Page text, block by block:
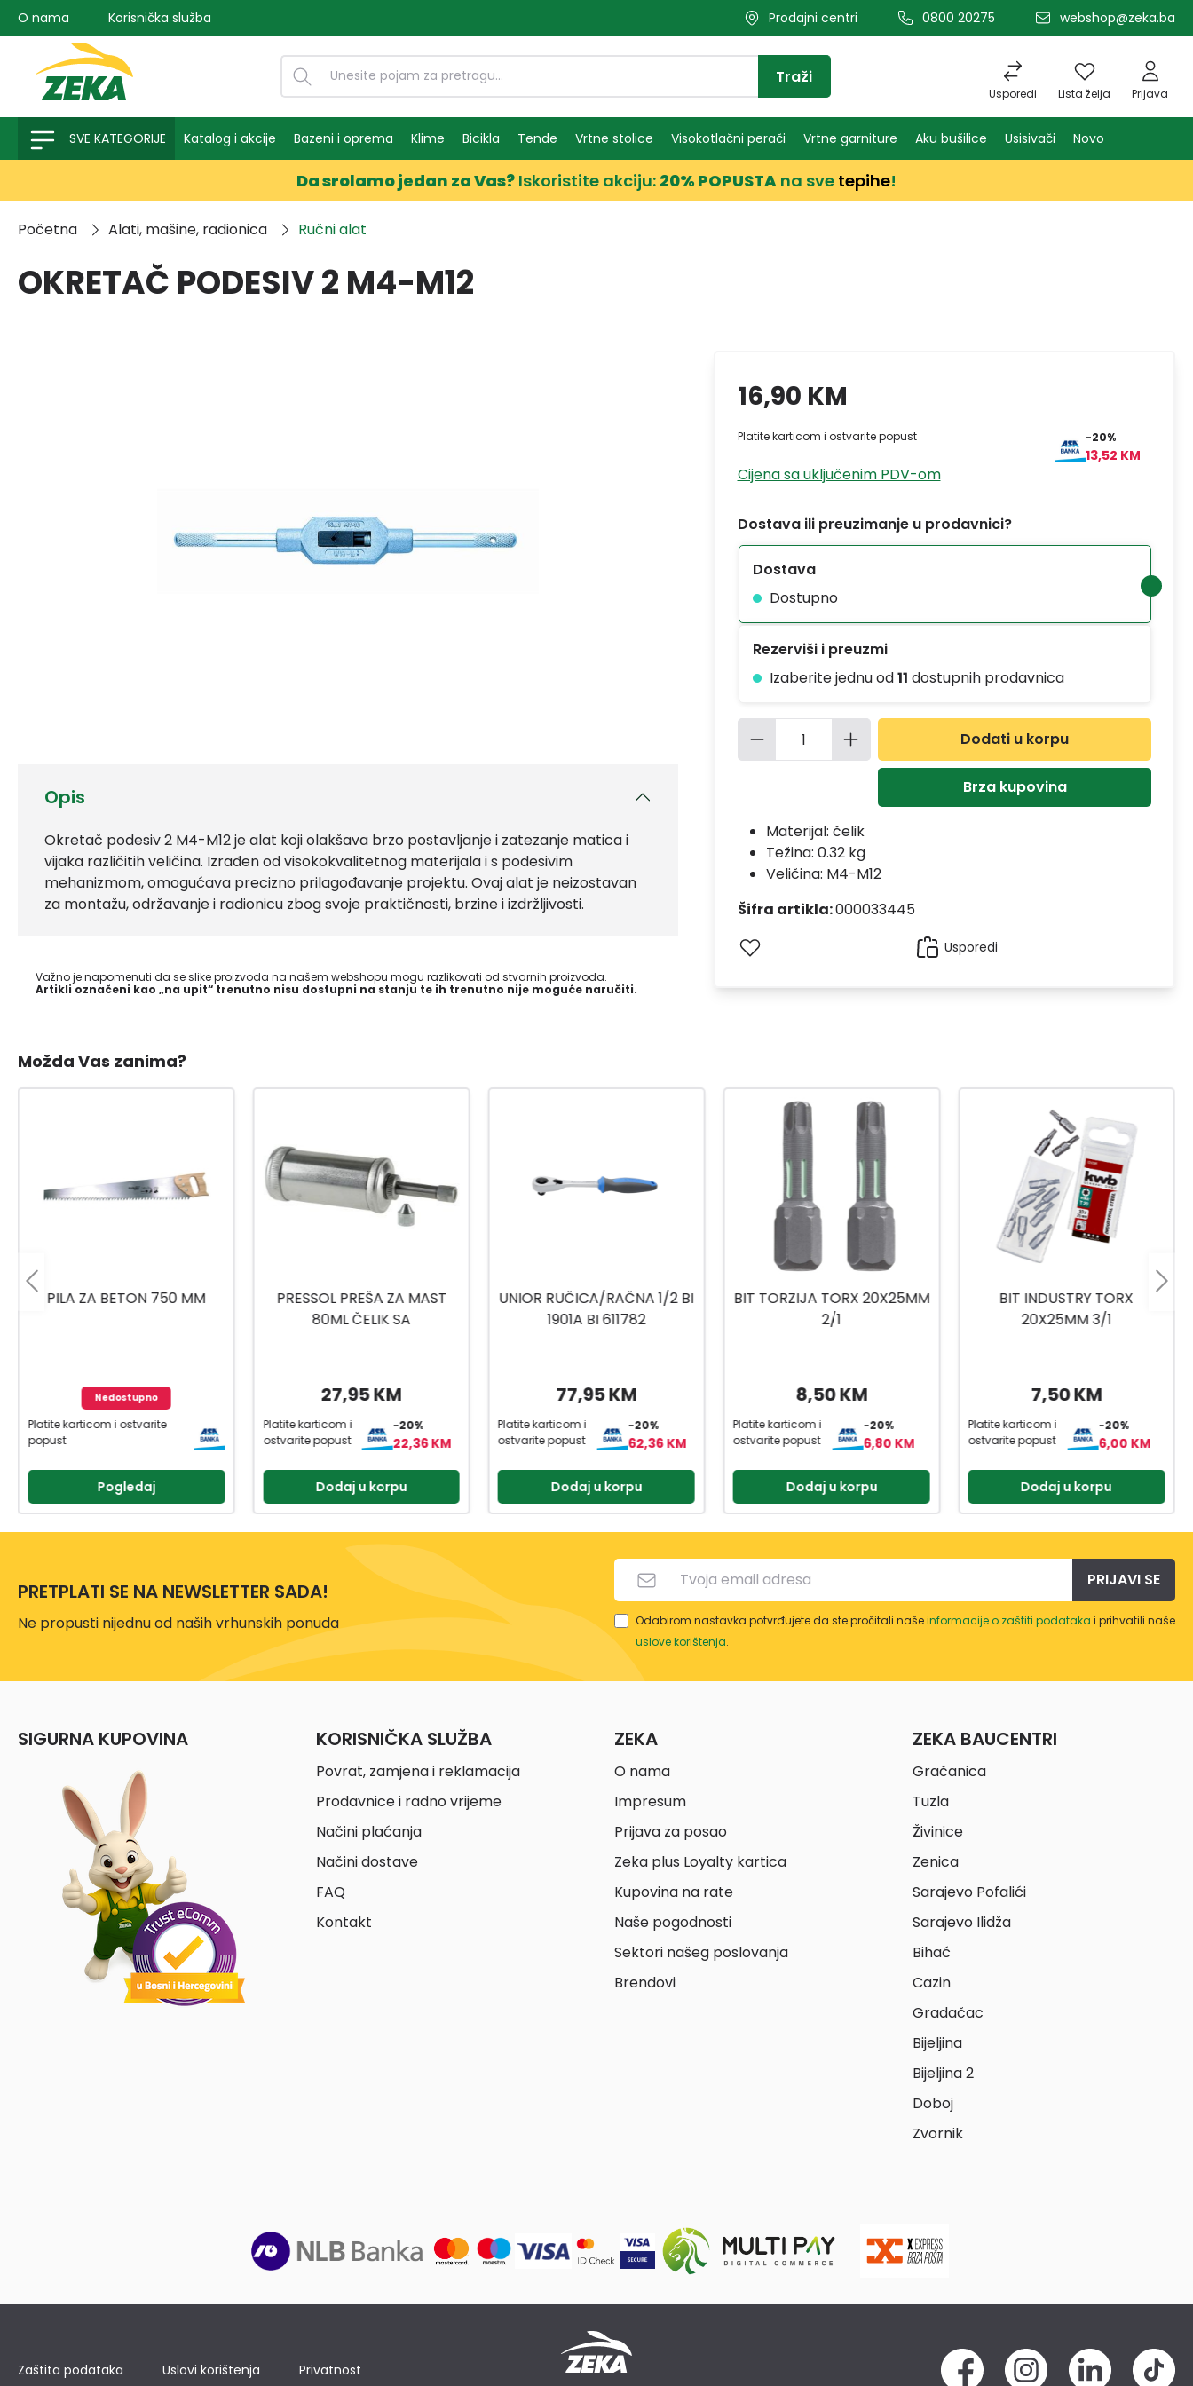
pretragu Preskoči na glavnu navigaciju
O nama Korisnička služba Prodajni centri 0800 20275 webshop@zeka.ba
Usporedi Lista želja Prijava
Traži
SVE KATEGORIJE Katalog i akcije Bazeni i oprema Klime Bicikla Tende Vrtne stolice Visokotlačni perači Vrtne garniture Aku bušilice Usisivači Novo
Da srolamo jedan za Vas? Iskoristite akciju: 20% POPUSTA na sve tepihe!
Početna Alati, mašine, radionica Ručni alat
OKRETAČ PODESIV 2 M4-M12
Opis
Okretač podesiv 2 M4-M12 je alat koji olakšava brzo postavljanje i zatezanje matica i
vijaka različitih veličina. Izrađen od visokokvalitetnog materijala i s podesivim
mehanizmom, omogućava precizno prilagođavanje projektu. Ovaj alat je neizostavan
za montažu, održavanje i radionicu zbog svoje praktičnosti, brzine i izdržljivosti.
Važno je napomenuti da se slike proizvoda na našem webshopu mogu razlikovati od stvarnih proizvoda.
Artikli označeni kao „na upit“ trenutno nisu dostupni na stanju te ih trenutno nije moguće naručiti.
16,90 KM
Platite karticom i ostvarite popust -20%
13,52 KM
Cijena sa uključenim PDV-om
Dostava ili preuzimanje u prodavnici?
Dostava
Dostupno
Rezerviši i preuzmi
Izaberite jednu od11 dostupnih prodavnica
Količina proizvoda: Unesite željenu
Dodati u korpu
Brza kupovina
Materijal: čelik
Težina: 0.32 kg
Veličina: M4-M12
Šifra artikla:000033445
Usporedi
Možda Vas zanima?
PRESSOL PREŠA ZA MAST
27,95 KM
Platite karticom i
ostvarite popust
-20%
22,36 KM
Dodaj u korpu
UNIOR RUČICA/RAČNA 1/2 BI
1901A BI 611782
77,95 KM
Platite karticom i
ostvarite popust
-20%
62,36 KM
Dodaj u korpu
BIT TORZIJA TORX 20X25MM
2/1
8,50 KM
Platite karticom i
ostvarite popust
-20%
6,80 KM
Dodaj u korpu
BIT INDUSTRY TORX
20X25MM 3/1
7,50 KM
Platite karticom i
ostvarite popust
-20%
6,00 KM
Dodaj u korpu
NASADNI KLJUČEVI
1/4,3/8,1/2 216-DJ.
399,90 KM
Platite karticom i
ostvarite popust
-20%
319,92 KM
Dodaj u korpu
PRETPLATI SE NA NEWSLETTER SADA!
Ne propusti nijednu od naših vrhunskih ponuda
PRIJAVI SE
Odabirom nastavka potvrđujete da ste pročitali našeinformacije o zaštiti podataka i prihvatili naše
uslove korištenja.
SIGURNA KUPOVINA KORISNIČKA SLUŽBA
Povrat, zamjena i reklamacija
Prodavnice i radno vrijeme
Načini plaćanja
Načini dostave
FAQ
Kontakt
ZEKA
O nama
Impresum
Prijava za posao
Zeka plus Loyalty kartica
Kupovina na rate
Naše pogodnosti
Sektori našeg poslovanja
Brendovi
ZEKA BAUCENTRI
Gračanica
Tuzla
Živinice
Zenica
Sarajevo Pofalići
Sarajevo Ilidža
Bihać
Cazin
Gradačac
Bijeljina
Bijeljina 2
Doboj
Zvornik
Zaštita podataka Uslovi korištenja Privatnost